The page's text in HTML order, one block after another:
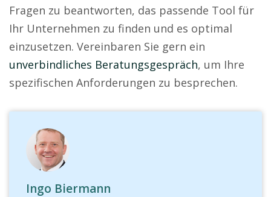
Fragen zu beantworten, das passende Tool für
Ihr Unternehmen zu finden und es optimal
einzusetzen. Vereinbaren Sie gern ein
unverbindliches Beratungsgespräch, um Ihre
spezifischen Anforderungen zu besprechen.
Ingo Biermann